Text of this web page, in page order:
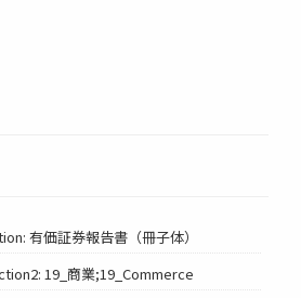
有価証券報告書（冊子体）
19_商業;19_Commerce